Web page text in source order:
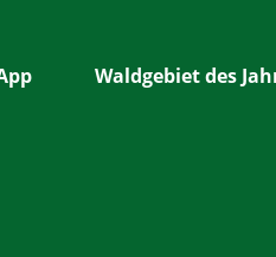
Waldgebiet des